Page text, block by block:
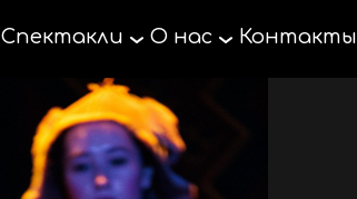
Спектакли О нас Контакты